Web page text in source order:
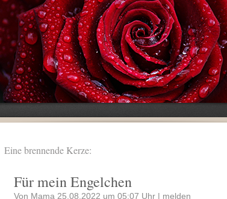
Eine brennende Kerze:
Für mein Engelchen
Von Mama 25.08.2022 um 05:07 Uhr | melden